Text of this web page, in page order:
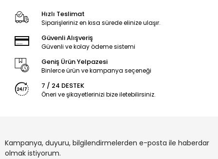
Hızlı Teslimat
Siparişleriniz en kısa sürede elinize ulaşır.
Güvenli Alışveriş
Güvenli ve kolay ödeme sistemi
Geniş Ürün Yelpazesi
Binlerce ürün ve kampanya seçeneği
7 / 24 DESTEK
Öneri ve şikayetlerinizi bize iletebilirsiniz.
Kampanya, duyuru, bilgilendirmelerden e-posta ile haberdar
olmak istiyorum.